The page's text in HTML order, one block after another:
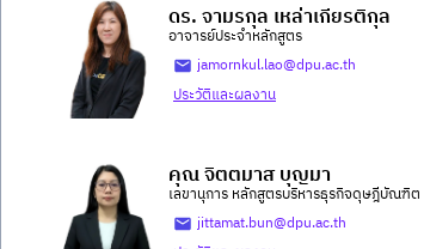
ดร. จามรกุล เหล่าเกียรติกุล
อาจารย์ประจำหลักสูตร
jamornkul.lao@dpu.ac.th
ประวัติและผลงาน
คุณ จิตตมาส บุญมา
เลขานุการ หลักสูตรบริหารธุรกิจดุษฎีบัณฑิต
jittamat.bun@dpu.ac.th